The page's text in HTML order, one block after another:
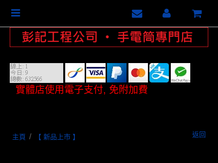
實體店使用電子支付, 免附加費
Toggle
主頁 / 【 新品上市 】 返回